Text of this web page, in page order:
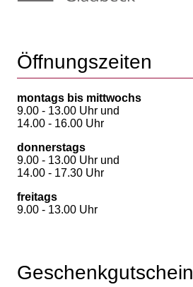
Öffnungszeiten
montags bis mittwochs
9.00 - 13.00 Uhr und
14.00 - 16.00 Uhr
donnerstags
9.00 - 13.00 Uhr und
14.00 - 17.30 Uhr
freitags
9.00 - 13.00 Uhr
Geschenkgutschein